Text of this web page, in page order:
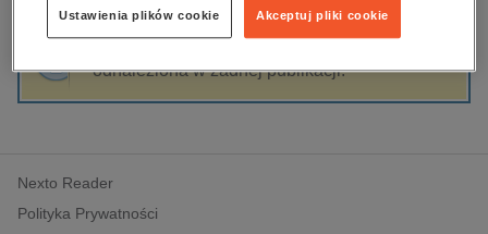
edukacja
hobby, sport, rozrywka
komputery, internet, technologie, informatyka
polityka, społeczno-informacyjne
psychologiczne
odnaleziona w żadnej publikacji.
Nexto Reader
Polityka Prywatności
Akceptuj pliki cookie
Ustawienia plików cookie